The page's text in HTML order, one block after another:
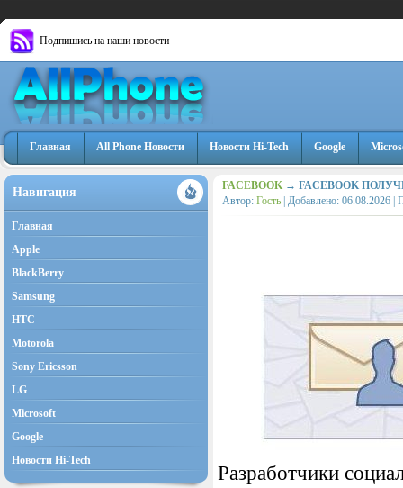
Подпишись на наши новости
Главная All Phone Новости Новости Hi-Tech Google
FACEBOOK → FACEBOOK
Автор: Гость | Добавлено: 06.08.2026 |
Разработчики
Навигация
Главная
Apple
BlackBerry
Samsung
HTC
Motorola
Sony Ericsson
LG
Microsoft
Google
Новости Hi-Tech